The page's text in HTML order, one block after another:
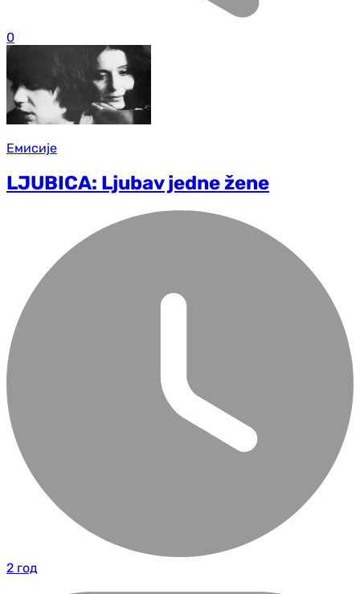
0
Емисије
LJUBICA: Ljubav jedne žene
2 год